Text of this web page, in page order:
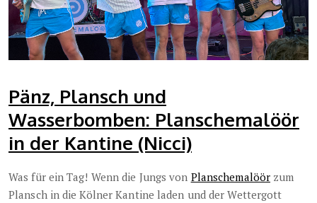
Pänz, Plansch und
Wasserbomben: Planschemalöör
in der Kantine (Nicci)
Was für ein Tag! Wenn die Jungs von Planschemalöör zum
Plansch in die Kölner Kantine laden und der Wettergott